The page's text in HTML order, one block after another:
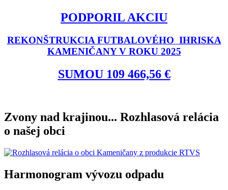
PODPORIL AKCIU
REKONŠTRUKCIA FUTBALOVÉHO IHRISKA
KAMENIČANY V ROKU 2025
SUMOU 109 466,56 €
Zvony nad krajinou... Rozhlasová relácia
o našej obci
Harmonogram vývozu odpadu